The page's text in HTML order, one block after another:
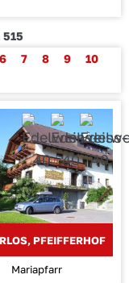
515
6 7 8 9
10
PFEIFFERHOF
Mariapfarr